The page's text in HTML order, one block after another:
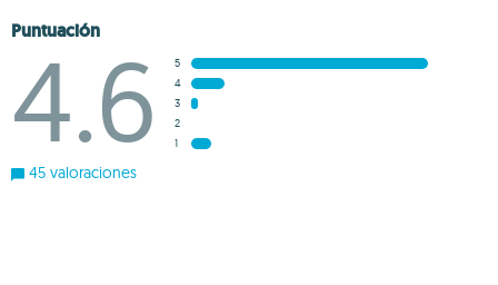
Puntuación
4.6
5
4
3
2
1
45 valoraciones